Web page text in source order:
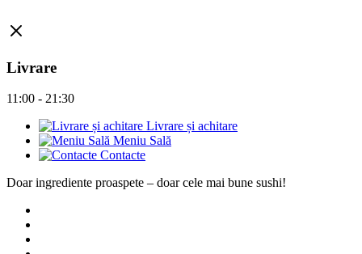
Livrare
11:00 - 21:30
Livrare și achitare
Meniu Sală
Contacte
Doar ingrediente proaspete – doar cele mai bune sushi!